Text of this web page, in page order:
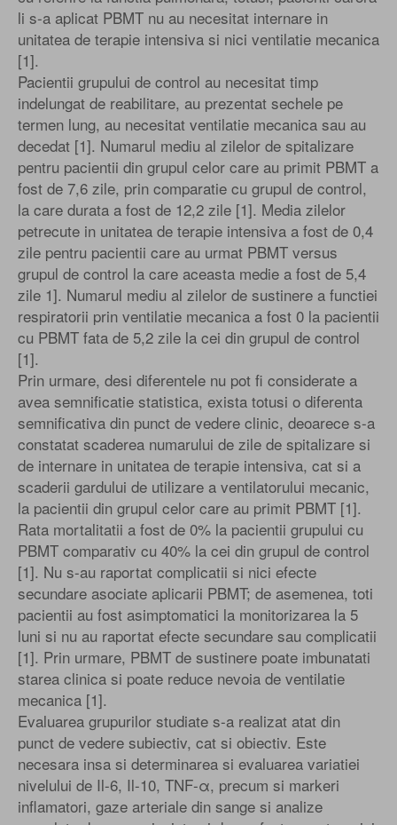
li s-a aplicat PBMT nu au necesitat internare in
unitatea de terapie intensiva si nici ventilatie mecanica
[1].
Pacientii grupului de control au necesitat timp
indelungat de reabilitare, au prezentat sechele pe
termen lung, au necesitat ventilatie mecanica sau au
decedat [1]. Numarul mediu al zilelor de spitalizare
pentru pacientii din grupul celor care au primit PBMT a
fost de 7,6 zile, prin comparatie cu grupul de control,
la care durata a fost de 12,2 zile [1]. Media zilelor
petrecute in unitatea de terapie intensiva a fost de 0,4
zile pentru pacientii care au urmat PBMT versus
grupul de control la care aceasta medie a fost de 5,4
zile 1]. Numarul mediu al zilelor de sustinere a functiei
respiratorii prin ventilatie mecanica a fost 0 la pacientii
cu PBMT fata de 5,2 zile la cei din grupul de control
[1].
Prin urmare, desi diferentele nu pot fi considerate a
avea semnificatie statistica, exista totusi o diferenta
semnificativa din punct de vedere clinic, deoarece s-a
constatat scaderea numarului de zile de spitalizare si
de internare in unitatea de terapie intensiva, cat si a
scaderii gardului de utilizare a ventilatorului mecanic,
la pacientii din grupul celor care au primit PBMT [1].
Rata mortalitatii a fost de 0% la pacientii grupului cu
PBMT comparativ cu 40% la cei din grupul de control
[1]. Nu s-au raportat complicatii si nici efecte
secundare asociate aplicarii PBMT; de asemenea, toti
pacientii au fost asimptomatici la monitorizarea la 5
luni si nu au raportat efecte secundare sau complicatii
[1]. Prin urmare, PBMT de sustinere poate imbunatati
starea clinica si poate reduce nevoia de ventilatie
mecanica [1].
Evaluarea grupurilor studiate s-a realizat atat din
punct de vedere subiectiv, cat si obiectiv. Este
necesara insa si determinarea si evaluarea variatiei
nivelului de Il-6, Il-10, TNF-α, precum si markeri
inflamatori, gaze arteriale din sange si analize